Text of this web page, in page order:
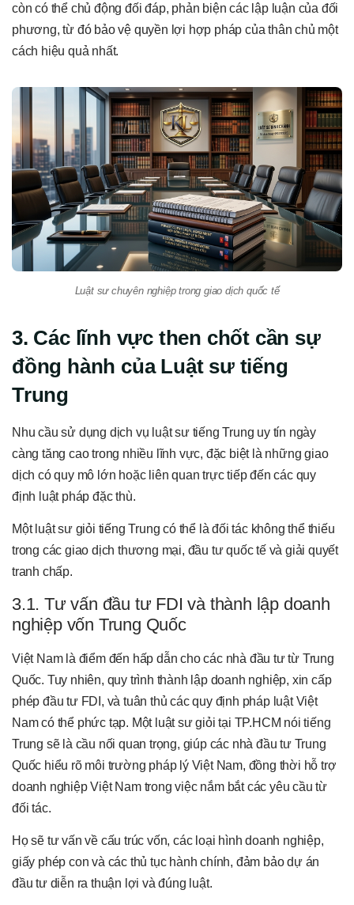
còn có thể chủ động đối đáp, phản biện các lập luận của đối
phương, từ đó bảo vệ quyền lợi hợp pháp của thân chủ một
cách hiệu quả nhất.
Luật sư chuyên nghiệp trong giao dịch quốc tế
3. Các lĩnh vực then chốt cần sự
đồng hành của Luật sư tiếng
Trung
Nhu cầu sử dụng dịch vụ luật sư tiếng Trung uy tín ngày
càng tăng cao trong nhiều lĩnh vực, đặc biệt là những giao
dịch có quy mô lớn hoặc liên quan trực tiếp đến các quy
định luật pháp đặc thù.
Một luật sư giỏi tiếng Trung có thể là đối tác không thể thiếu
trong các giao dịch thương mại, đầu tư quốc tế và giải quyết
tranh chấp.
3.1. Tư vấn đầu tư FDI và thành lập doanh
nghiệp vốn Trung Quốc
Việt Nam là điểm đến hấp dẫn cho các nhà đầu tư từ Trung
Quốc. Tuy nhiên, quy trình thành lập doanh nghiệp, xin cấp
phép đầu tư FDI, và tuân thủ các quy định pháp luật Việt
Nam có thể phức tạp. Một luật sư giỏi tại TP.HCM nói tiếng
Trung sẽ là cầu nối quan trọng, giúp các nhà đầu tư Trung
Quốc hiểu rõ môi trường pháp lý Việt Nam, đồng thời hỗ trợ
doanh nghiệp Việt Nam trong việc nắm bắt các yêu cầu từ
đối tác.
Họ sẽ tư vấn về cấu trúc vốn, các loại hình doanh nghiệp,
giấy phép con và các thủ tục hành chính, đảm bảo dự án
đầu tư diễn ra thuận lợi và đúng luật.